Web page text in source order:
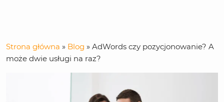
Strona główna » Blog » AdWords czy pozycjonowanie? A
może dwie usługi na raz?